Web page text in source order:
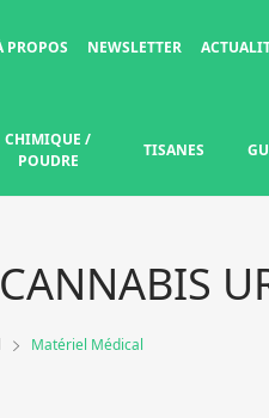
PROPOS NEWSLETTER
CHIMIQUE /
POUDRE
TISANES
Matériel Médical